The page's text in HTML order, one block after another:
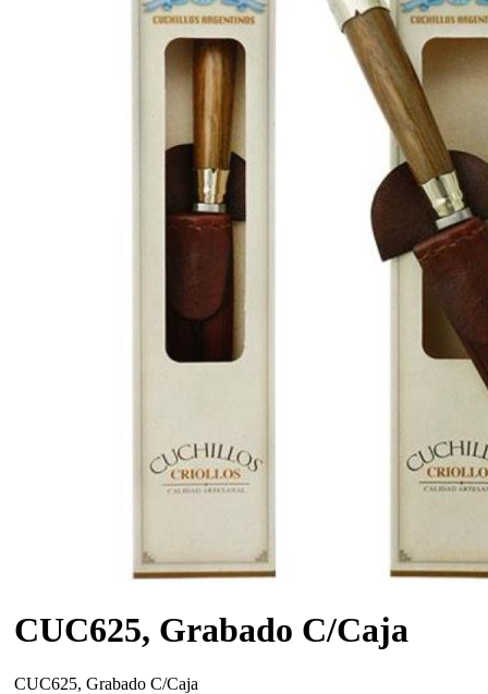
CUC625, Grabado C/Caja
CUC625, Grabado C/Caja